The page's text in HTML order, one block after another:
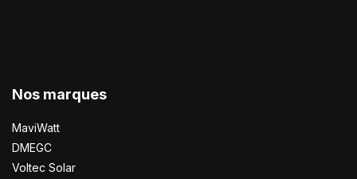
Nos marques
MaviWatt
DMEGC
Voltec Solar